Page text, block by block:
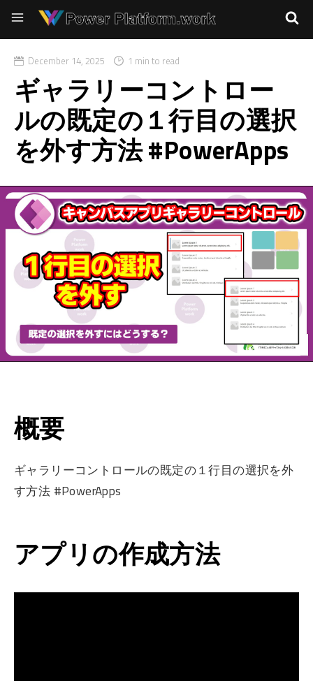
December 14, 2025 1 min to read
ギャラリーコントロー
ルの既定の１行目の選択
を外す方法 #PowerApps
概要
ギャラリーコントロールの既定の１行目の選択を外
す方法 #PowerApps
アプリの作成方法